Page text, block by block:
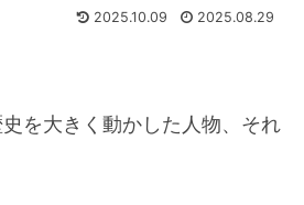
2025.10.09 2025.08.29
を大きく動かした人物、それ